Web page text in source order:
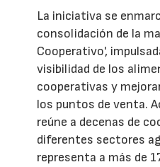
La iniciativa se
consolidación de la
Cooperativo',
visibilidad de los
cooperativas y
los puntos de venta.
reúne a decenas de
diferentes sectores
representa a más de